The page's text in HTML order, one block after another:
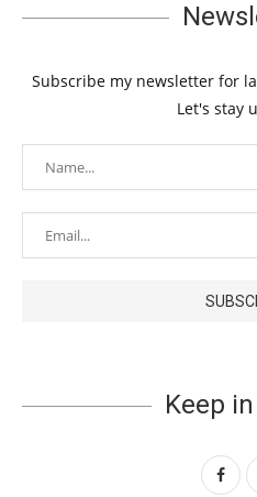
Subscribe my newsletter for
Let's stay
Keep